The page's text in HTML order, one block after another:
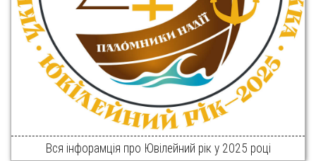
Вся інфорамція про Ювілейний рік у 2025 році